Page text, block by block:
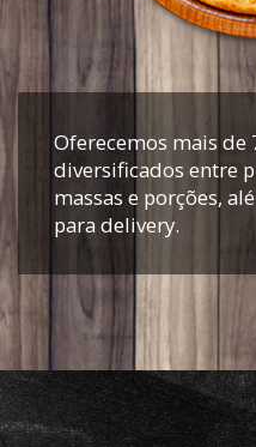
Oferecemos mais de
diversificados entre
massas e porções,
para delivery.